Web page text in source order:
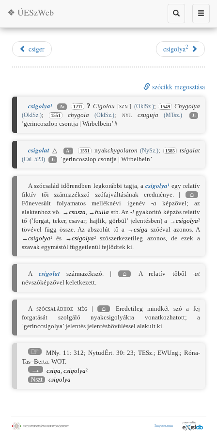
Toggle
Toggle
search
❖ ÚESzWeb
csiger csigolya2
szócikk megosztása
csigolya¹ A: 1211 ? Cigolou [szn.] (OklSz.); 1549 Chygolya
(OklSz.); 1551 chygola (OklSz.); nyj. csuguja (MTsz.) J:
’gerincoszlop csontja | Wirbelbein’ #
csigolat △ A: 1551 nyakchygolaton (NySz.); 1585 tsigalat
(Cal. 523) J: ’gerincoszlop csontja | Wirbelbein’
A szócsalád időrendben legkorábbi tagja, a csigolya¹egy relatív
fiktív tői származékszó szófajváltásának eredménye. |
⌂
Főnevesült folyamatos melléknévi igenév -a képzővel; az
alaktanhoz vö. →csusza, →hulla stb. Az -lgyakorító képzős relatív
tő (’forgat, teker, csavar; hajlik, görbül’ jelentésben) a →csigolya²
tövével függ össze. Az abszolút tő a →csiga szóéval azonos. A
→csigolya¹ és →csigolya² szószerkezetileg azonos, de ezek a
szavak egymástól függetlenül fejlődtek ki.
A csigolatszármazékszó. | ⌂ A relatív tőből-at
névszóképzővel keletkezett.
A szócsaládhoz még | ⌂
Eredetileg mindkét szó a fej
forgatását szolgáló nyakcsigolyákra vonatkozhatott; a
’gerinccsigolya’ jelentés jelentésbővüléssel alakult ki.
☞ MNy. 11: 312; NytudÉrt. 30: 23; TESz.;EWUng.;Róna-
Tas–Berta: WOT.
→ csiga,csigolya²
Nszt
csigolya